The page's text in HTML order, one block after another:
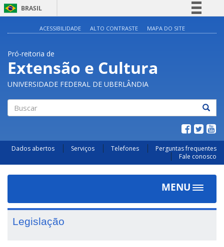
BRASIL
Acesso à informação
Legislação
Canais
ACESSIBILIDADE ALTO CONTRASTE MAPA DO SITE
Pró-reitoria de
Extensão e Cultura
UNIVERSIDADE FEDERAL DE UBERLÂNDIA
Dados abertos Serviços Telefones
Perguntas frequentes
Fale conosco
MENU
Toggle
Legislação